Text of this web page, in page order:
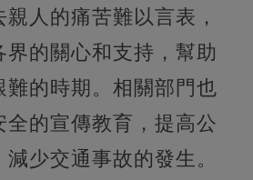
人的痛苦難以言表，
的關心和支持，幫助
難的時期。相關部門也
全的宣傳教育，提高公
少交通事故的發生。